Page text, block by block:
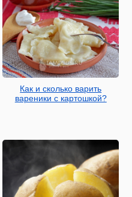
Как и сколько варить
вареники с картошкой?